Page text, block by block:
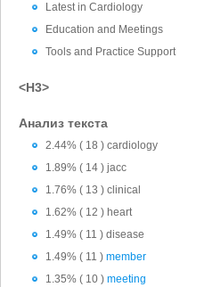
Latest in Cardiology
Education and Meetings
Tools and Practice Support
<H3>
Анализ текста
2.44% ( 18 ) cardiology
1.89% ( 14 ) jacc
1.76% ( 13 ) clinical
1.62% ( 12 ) heart
1.49% ( 11 ) disease
1.49% ( 11 ) member
1.35% ( 10 ) meeting